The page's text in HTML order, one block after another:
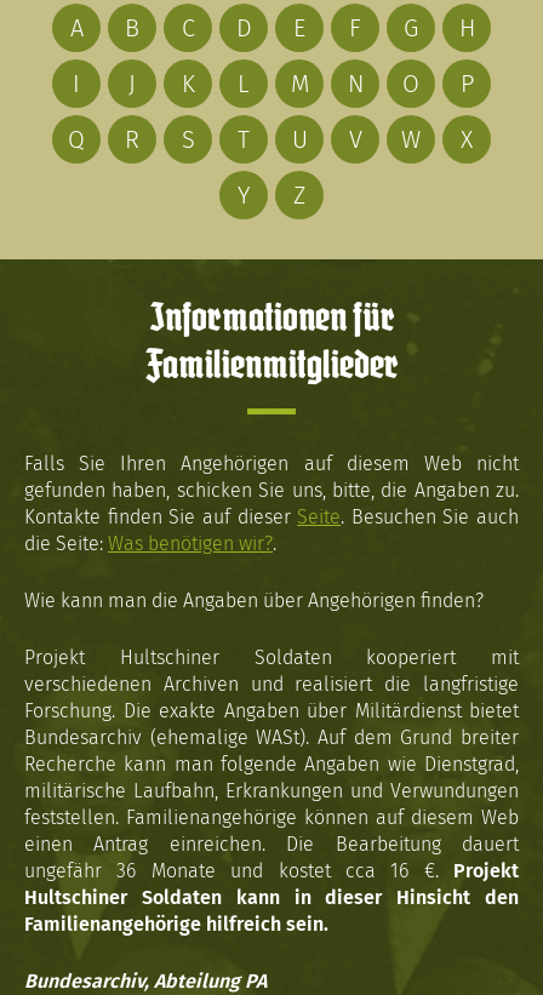
A B C D E F G
H
I
J K L M N O
P
Q
R S T U V W
X
Y
Z
Informationen für
Familienmitglieder
Falls Sie Ihren Angehörigen auf diesem Web nicht
gefunden haben, schicken Sie uns, bitte, die Angaben zu.
Kontakte finden Sie auf dieser Seite. Besuchen Sie auch
die Seite: Was benötigen wir?.
Wie kann man die Angaben über Angehörigen finden?
Projekt Hultschiner Soldaten kooperiert mit
verschiedenen Archiven und realisiert die langfristige
Forschung. Die exakte Angaben über Militärdienst bietet
Bundesarchiv (ehemalige WASt). Auf dem Grund breiter
Recherche kann man folgende Angaben wie Dienstgrad,
militärische Laufbahn, Erkrankungen und Verwundungen
feststellen. Familienangehörige können auf diesem Web
einen Antrag einreichen. Die Bearbeitung dauert
ungefähr 36 Monate und kostet cca 16 €. Projekt
Hultschiner Soldaten kann in dieser Hinsicht den
Familienangehörige hilfreich sein.
Bundesarchiv, Abteilung PA